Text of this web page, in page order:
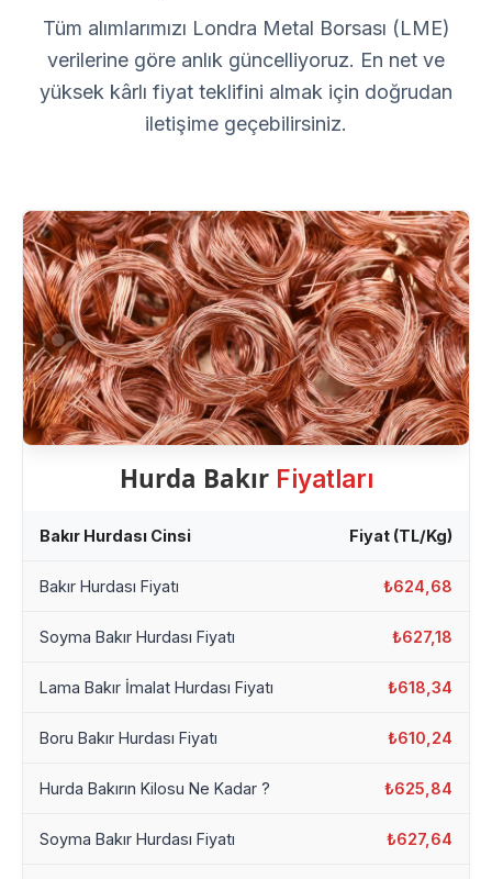
Tüm alımlarımızı Londra Metal Borsası (LME)
verilerine göre anlık güncelliyoruz. En net ve
yüksek kârlı fiyat teklifini almak için doğrudan
iletişime geçebilirsiniz.
Hurda Bakır Fiyatları
Bakır Hurdası Cinsi Fiyat (TL/Kg)
Bakır Hurdası Fiyatı ₺624,68
Soyma Bakır Hurdası Fiyatı ₺627,18
Lama Bakır İmalat Hurdası Fiyatı ₺618,34
Boru Bakır Hurdası Fiyatı ₺610,24
Hurda Bakırın Kilosu Ne Kadar ? ₺625,84
Soyma Bakır Hurdası Fiyatı ₺627,64